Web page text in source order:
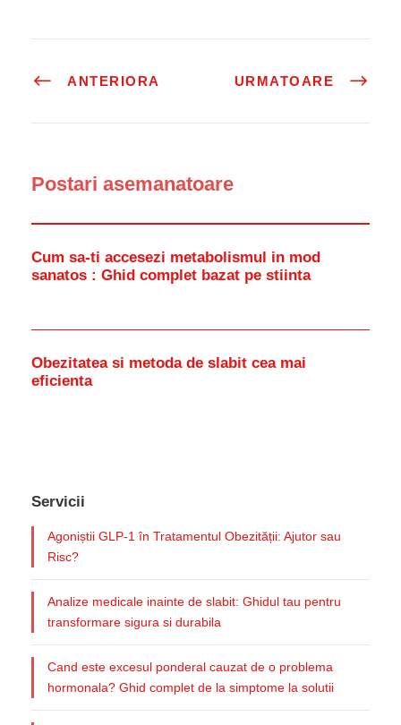
ANTERIORA URMATOARE
Postari asemanatoare
Cum sa-ti accesezi metabolismul in mod
sanatos : Ghid complet bazat pe stiinta
Obezitatea si metoda de slabit cea mai
eficienta
Servicii
Agoniștii GLP-1 în Tratamentul Obezității: Ajutor sau
Risc?
Analize medicale inainte de slabit: Ghidul tau pentru
transformare sigura si durabila
Cand este excesul ponderal cauzat de o problema
hormonala? Ghid complet de la simptome la solutii